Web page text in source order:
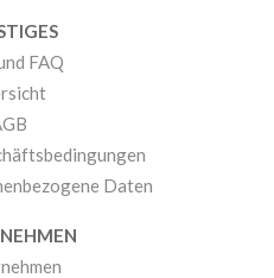
FAQ
Daten